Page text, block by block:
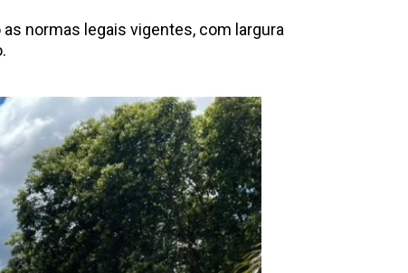
normas legais vigentes, com largura